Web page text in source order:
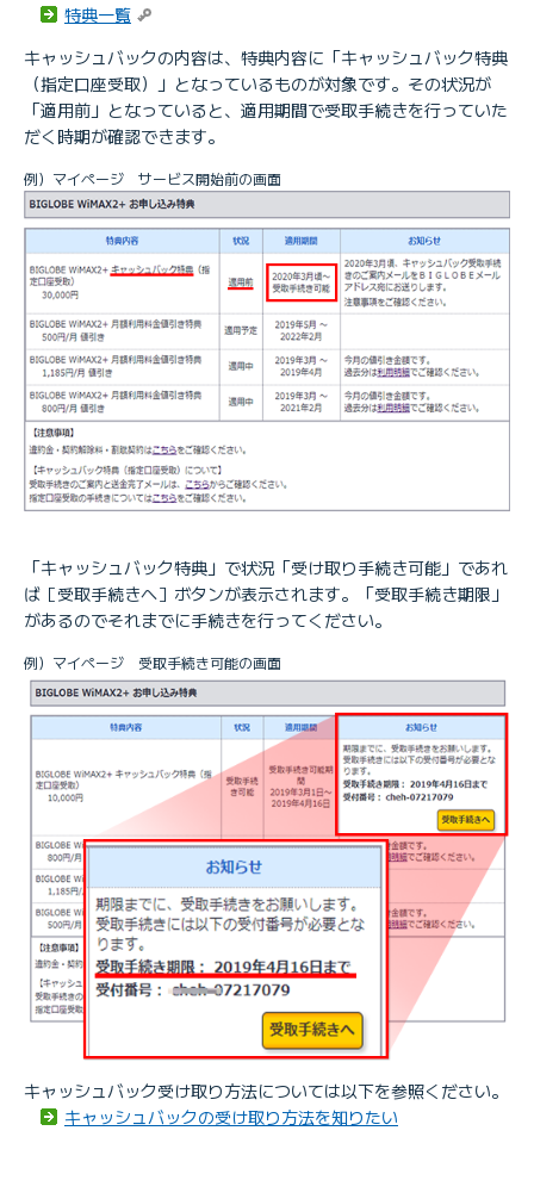
特典一覧
キャッシュバックの内容は、特典内容に「キャッシュバック特典
（指定口座受取）」となっているものが対象です。その状況が
「適用前」となっていると、適用期間で受取手続きを行っていた
だく時期が確認できます。
例）マイページ サービス開始前の画面
「キャッシュバック特典」で状況「受け取り手続き可能」であれ
ば［受取手続きへ］ボタンが表示されます。「受取手続き期限」
があるのでそれまでに手続きを行ってください。
例）マイページ 受取手続き可能の画面
キャッシュバック受け取り方法については以下を参照ください。
キャッシュバックの受け取り方法を知りたい